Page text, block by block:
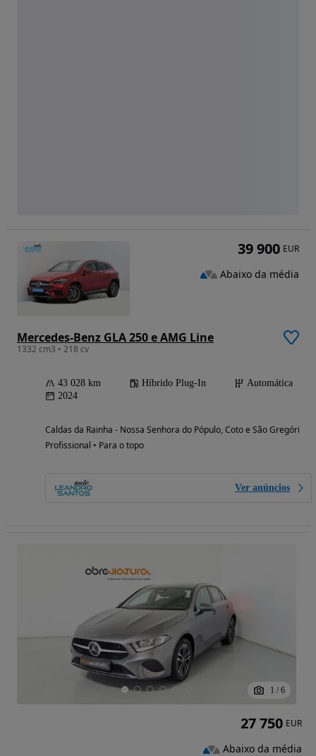
Mercedes-Benz GLA 250 e AMG Line
1332 cm3 • 218 cv
43 028 km Híbrido Plug-In
Automática
2024
Caldas da Rainha - Nossa Senhora do Pópulo, Coto e São Gregório
Profissional • Para o topo
Ver anúncios
39 900 EUR
Abaixo da média
1 / 6
27 750 EUR
Abaixo da média